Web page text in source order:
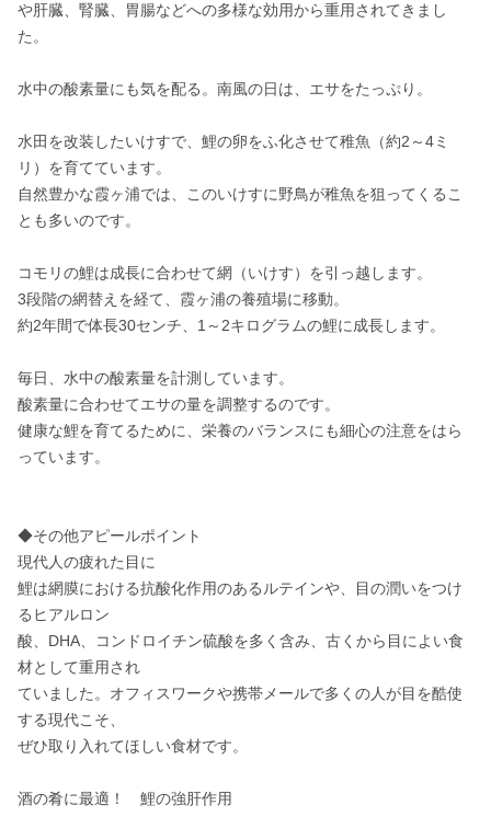
や肝臓、腎臓、胃腸などへの多様な効用から重用されてきまし
た。
水中の酸素量にも気を配る。南風の日は、エサをたっぷり。
水田を改装したいけすで、鯉の卵をふ化させて稚魚（約2～4ミ
リ）を育てています。
自然豊かな霞ヶ浦では、このいけすに野鳥が稚魚を狙ってくるこ
とも多いのです。
コモリの鯉は成長に合わせて網（いけす）を引っ越します。
3段階の網替えを経て、霞ヶ浦の養殖場に移動。
約2年間で体長30センチ、1～2キログラムの鯉に成長します。
毎日、水中の酸素量を計測しています。
酸素量に合わせてエサの量を調整するのです。
健康な鯉を育てるために、栄養のバランスにも細心の注意をはら
っています。
◆その他アピールポイント
現代人の疲れた目に
鯉は網膜における抗酸化作用のあるルテインや、目の潤いをつけ
るヒアルロン
酸、DHA、コンドロイチン硫酸を多く含み、古くから目によい食
材として重用され
ていました。オフィスワークや携帯メールで多くの人が目を酷使
する現代こそ、
ぜひ取り入れてほしい食材です。
酒の肴に最適！　鯉の強肝作用